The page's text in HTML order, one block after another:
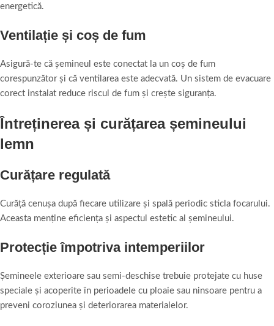
energetică.
Ventilație și coș de fum
Asigură-te că șemineul este conectat la un coș de fum
corespunzător și că ventilarea este adecvată. Un sistem de evacuare
corect instalat reduce riscul de fum și crește siguranța.
Întreținerea și curățarea șemineului
lemn
Curățare regulată
Curăță cenușa după fiecare utilizare și spală periodic sticla focarului.
Aceasta menține eficiența și aspectul estetic al șemineului.
Protecție împotriva intemperiilor
Șemineele exterioare sau semi-deschise trebuie protejate cu huse
speciale și acoperite în perioadele cu ploaie sau ninsoare pentru a
preveni coroziunea și deteriorarea materialelor.